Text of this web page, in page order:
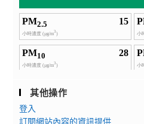
其他操作
登入
訂閱網站內容的資訊提供